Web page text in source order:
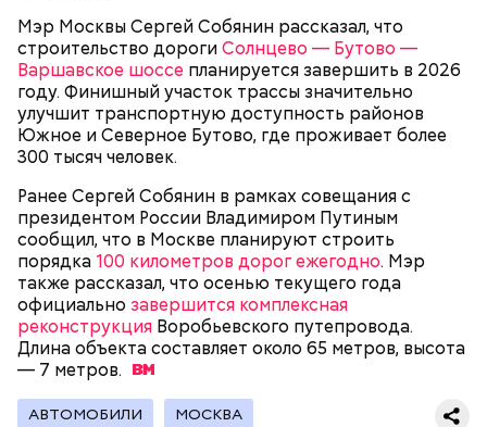
Мэр Москвы Сергей Собянин рассказал, что
строительство дорогиСолнцево — Бутово —
Варшавское шоссе планируется завершить в 2026
году. Финишный участок трассы значительно
улучшит транспортную доступность районов
Южное и Северное Бутово, где проживает более
300 тысяч человек.
Ранее Сергей Собянин в рамках совещания с
президентом России Владимиром Путиным
сообщил, что в Москве планируют строить
порядка 100 километров дорог ежегодно. Мэр
также рассказал, что осенью текущего года
официально завершится комплексная
реконструкция Воробьевского путепровода.
Длина объекта составляет около 65 метров, высота
— 7 метров.
АВТОМОБИЛИ МОСКВА
Мастерские и лаборатории колледжей, которые
В Московском государственном колледже
электромеханики и информационных технологий
обучают по профессии «Мастер вертикального
транспорта». Здесь есть мастерская, где учат
будущих электромехаников по лифтам.
Модернизировали также лабораторию
композитных материалов в Политехническом
колледже имени Н. Н. Годовикова. Там студенты
изготавливают детали из стеклоткани и
углеволокна, проверяют их качество на новых
дефектоскопах и работают на лазерном и
гибочном станках с ЧПУ. Здесь же появился
учебный комплекс с технологией дополненной
реальности, который помогает студентам изучать
устройство авиационных двигателей.
Все участники экскурсии отметили масштабы
пространства кинопарка и возможность
перемещаться из одной эпохи в другую.